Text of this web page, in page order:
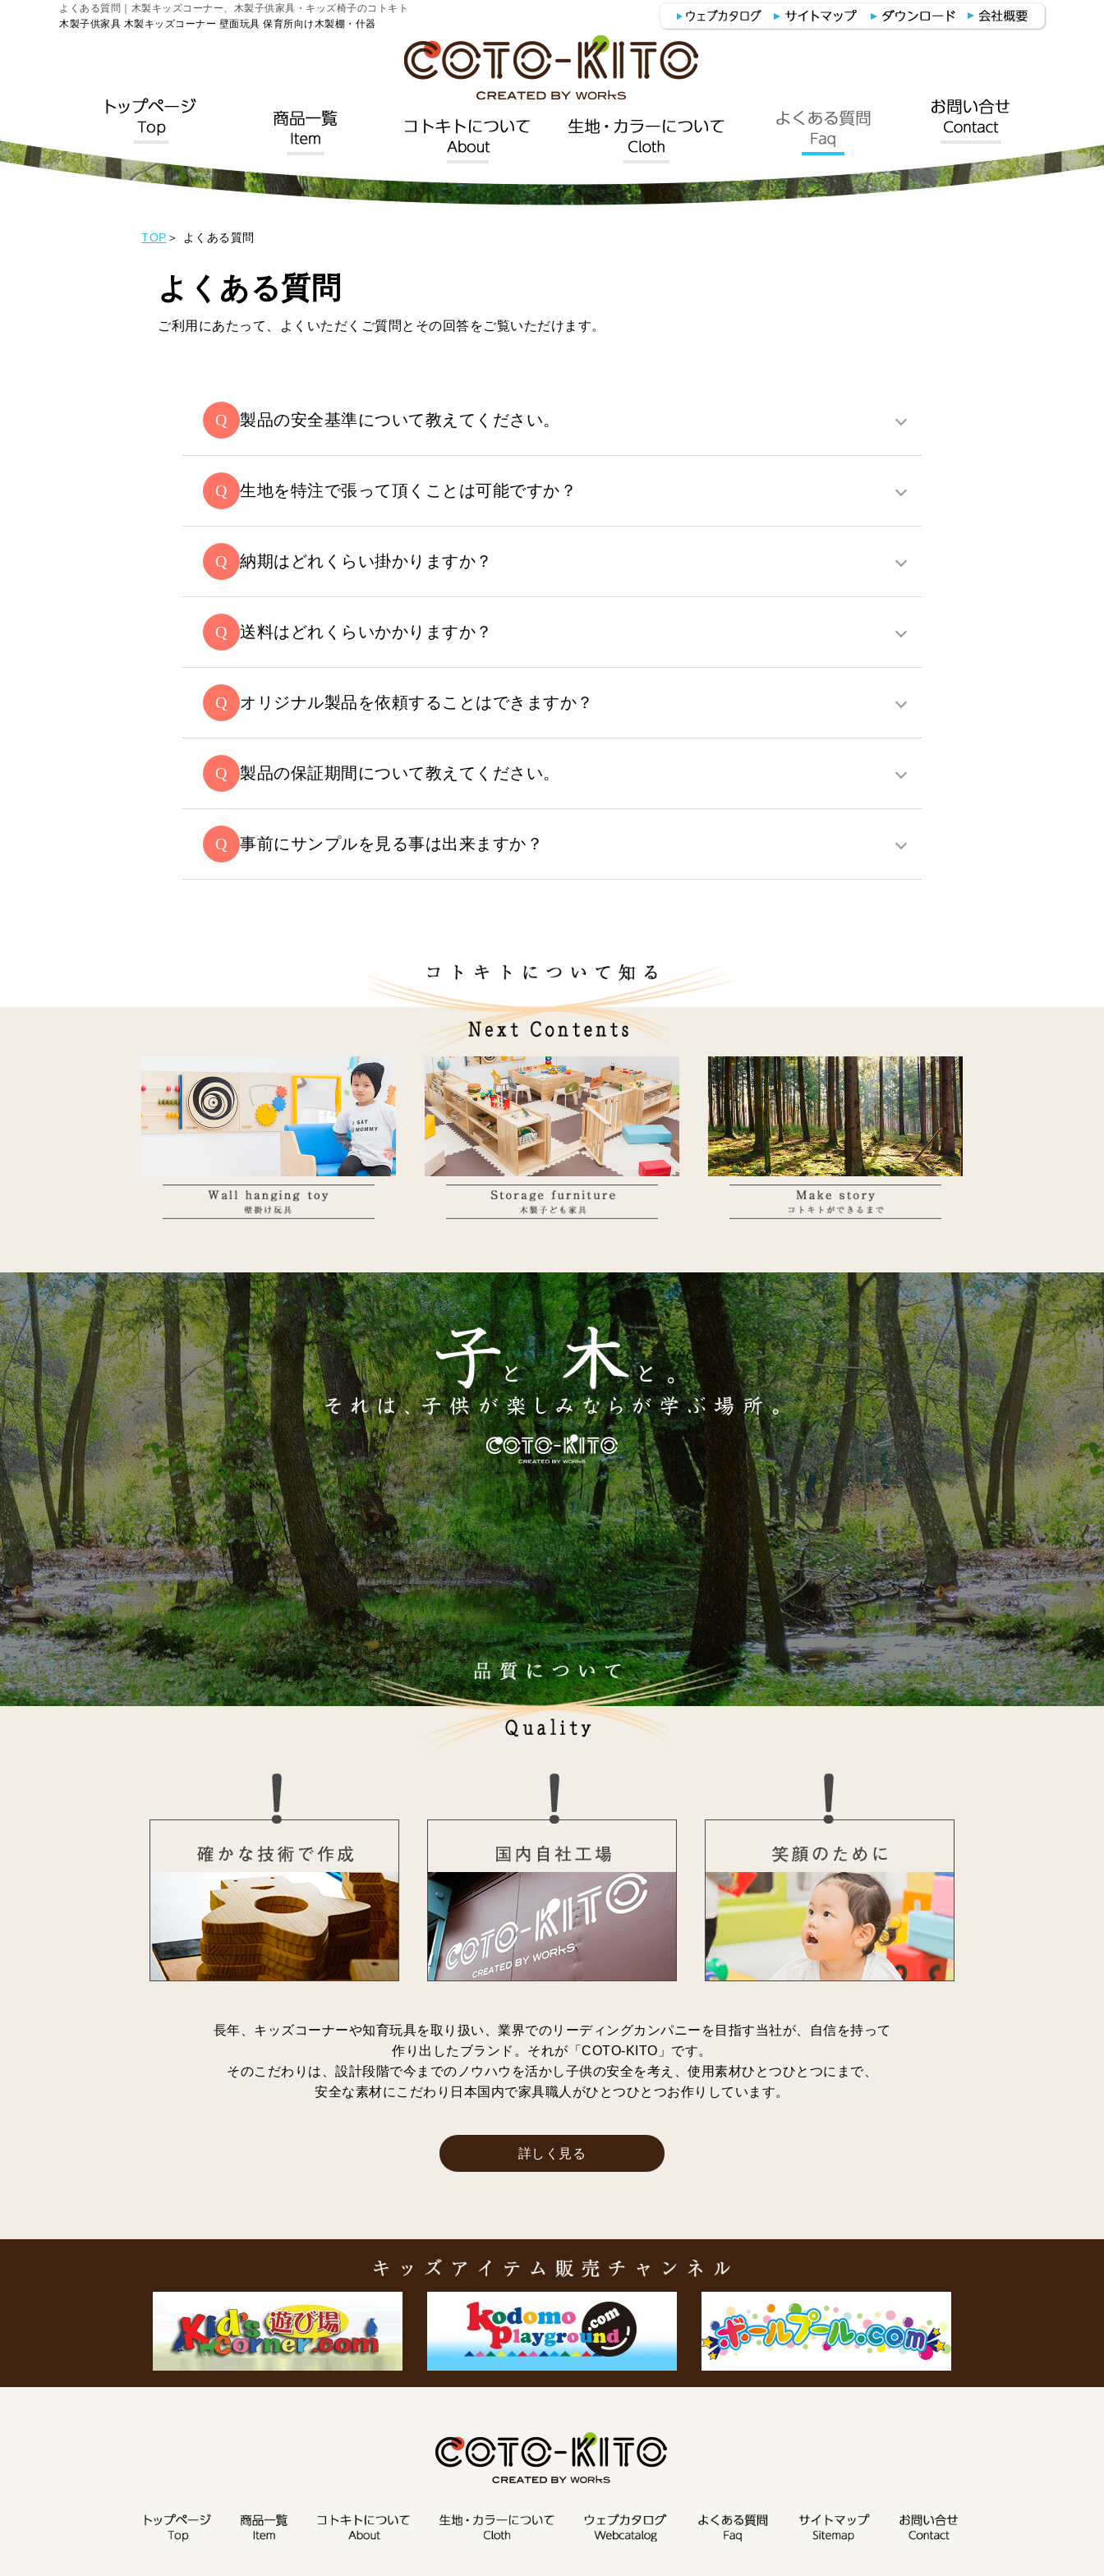
よくある質問｜木製キッズコーナー、木製子供家具・キッズ椅子のコトキト
木製子供家具 木製キッズコーナー 壁面玩具 保育所向け木製棚・什器
TOP よくある質問
よくある質問
ご利用にあたって、よくいただくご質問とその回答をご覧いただけます。
製品の安全基準について教えてください。
生地を特注で張って頂くことは可能ですか？
納期はどれくらい掛かりますか？
送料はどれくらいかかりますか？
オリジナル製品を依頼することはできますか？
製品の保証期間について教えてください。
事前にサンプルを見る事は出来ますか？
長年、キッズコーナーや知育玩具を取り扱い、業界でのリーディングカンパニーを目指す当社が、自信を持って
作り出したブランド。それが「COTO-KITO」です。
そのこだわりは、設計段階で今までのノウハウを活かし子供の安全を考え、使用素材ひとつひとつにまで、
安全な素材にこだわり日本国内で家具職人がひとつひとつお作りしています。
詳しく見る